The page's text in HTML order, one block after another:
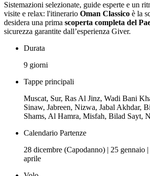
Sistemazioni selezionate, guide esperte e un
visite e relax: l'itinerario Oman Classico è la
desidera una prima scoperta completa del
sicurezza garantite dall’esperienza Giver.
Durata
9 giorni
Tappe principali
Muscat, Sur, Ras Al Jinz, Wadi Bani
Sinaw, Jabreen, Nizwa, Jabal Akhdar,
Shams, Al Hamra, Misfah, Bilad Sayt,
Calendario Partenze
28 dicembre (Capodanno) | 25 gennaio
aprile